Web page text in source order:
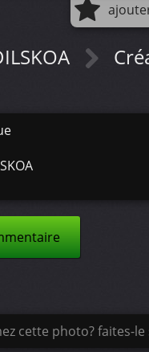
cette photo? faites-le